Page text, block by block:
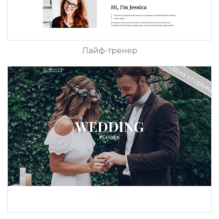
Лайф-тренер
Одна сторінка